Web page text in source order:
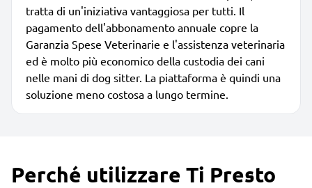
tratta di un'iniziativa vantaggiosa per tutti. Il
pagamento dell'abbonamento annuale copre la
Garanzia Spese Veterinarie e l'assistenza veterinaria
ed è molto più economico della custodia dei cani
nelle mani di dog sitter. La piattaforma è quindi una
soluzione meno costosa a lungo termine.
Perché utilizzare Ti Presto